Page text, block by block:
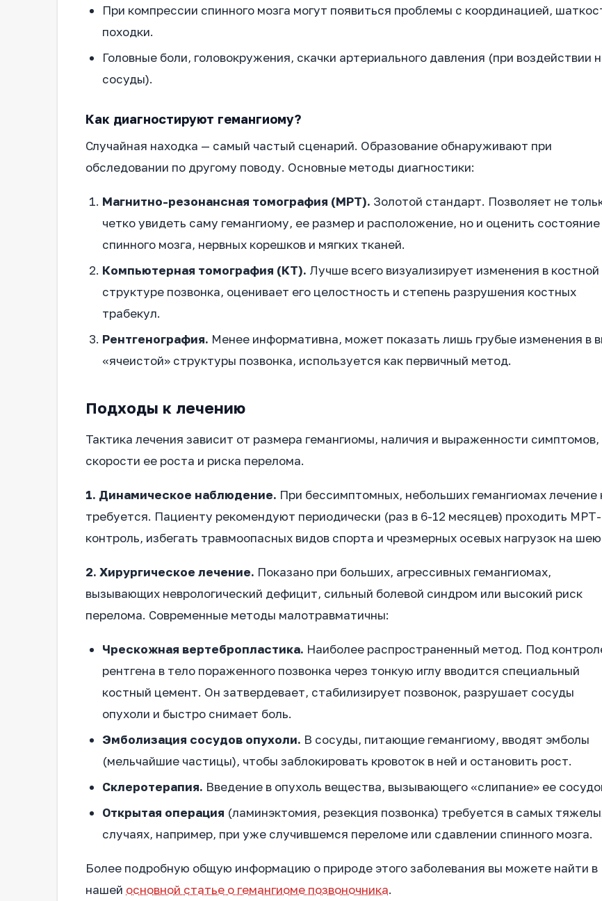
При компрессии спинного мозга могут появиться проблемы с координацией,
походки.
Головные боли, головокружения, скачки артериального давления (при воздействии
сосуды).
Как диагностируют гемангиому?
Случайная находка — самый частый сценарий. Образование обнаруживают при
обследовании по другому поводу. Основные методы диагностики:
Магнитно-резонансная томография (МРТ). Золотой стандарт. Позволяет не
четко увидеть саму гемангиому, ее размер и расположение, но и оценить состояние
спинного мозга, нервных корешков и мягких тканей.
Компьютерная томография (КТ). Лучше всего визуализирует изменения в костной
структуре позвонка, оценивает его целостность и степень разрушения костных
трабекул.
Рентгенография. Менее информативна, может показать лишь грубые изменения в
«ячеистой» структуры позвонка, используется как первичный метод.
Подходы к лечению
Тактика лечения зависит от размера гемангиомы, наличия и выраженности симптомов,
скорости ее роста и риска перелома.
1. Динамическое наблюдение. При бессимптомных, небольших гемангиомах лечение
требуется. Пациенту рекомендуют периодически (раз в 6-12 месяцев) проходить МРТ-
контроль, избегать травмоопасных видов спорта и чрезмерных осевых нагрузок на
2. Хирургическое лечение. Показано при больших, агрессивных гемангиомах,
вызывающих неврологический дефицит, сильный болевой синдром или высокий риск
перелома. Современные методы малотравматичны:
Чрескожная вертебропластика. Наиболее распространенный метод. Под
рентгена в тело пораженного позвонка через тонкую иглу вводится специальный
костный цемент. Он затвердевает, стабилизирует позвонок, разрушает сосуды
опухоли и быстро снимает боль.
Эмболизация сосудов опухоли. В сосуды, питающие гемангиому, вводят эмболы
(мельчайшие частицы), чтобы заблокировать кровоток в ней и остановить рост.
Склеротерапия. Введение в опухоль вещества, вызывающего «слипание» ее
Открытая операция (ламинэктомия, резекция позвонка) требуется в самых
случаях, например, при уже случившемся переломе или сдавлении спинного мозга.
Более подробную общую информацию о природе этого заболевания вы можете найти в
нашей основной статье о гемангиоме позвоночника.